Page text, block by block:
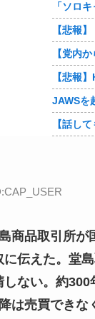
「ソロ
JAWSを
商品取引所
伝えた。堂
しない。約
は売買できな